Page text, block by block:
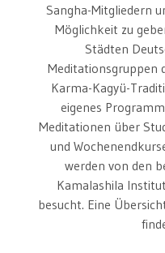
Sangha-Mitgliedern
Möglichkeit zu
Städten
Meditationsgruppen
Karma-Kagyü-
eigenes
Meditationen über
und
werden von den
Kamalashila
besucht. Eine